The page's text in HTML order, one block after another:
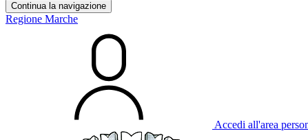
Continua la navigazione
Regione Marche
Accedi all'area